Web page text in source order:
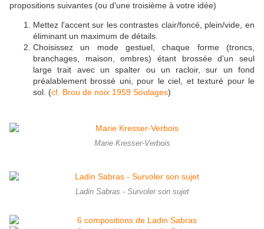
propositions suivantes (ou d'une troisième à votre idée)
Mettez l'accent sur les contrastes clair/foncé, plein/vide, en
éliminant un maximum de détails.
Choisissez un mode gestuel, chaque forme (troncs,
branchages, maison, ombres) étant brossée d’un seul
large trait avec un spalter ou un racloir, sur un fond
préalablement brossé uni, pour le ciel, et texturé pour le
sol. (cf. Brou de noix 1959 Soulages)
Marie Kresser-Verbois
Ladin Sabras - Survoler son sujet